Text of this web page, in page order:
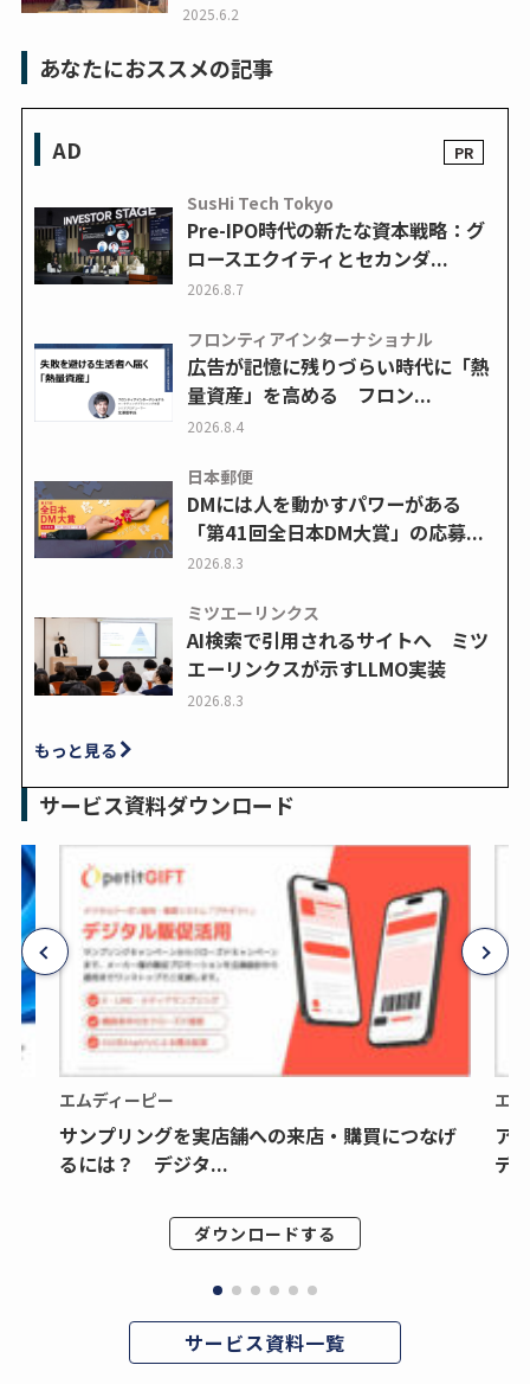
2025.6.2
あなたにおススメの記事
AD
SusHi Tech Tokyo
Pre-IPO時代の新たな資本戦略：グ
ロースエクイティとセカンダ...
2026.8.7
フロンティアインターナショナル
広告が記憶に残りづらい時代に「熱
量資産」を高める フロン...
2026.8.4
日本郵便
DMには人を動かすパワーがある
「第41回全日本DM大賞」の応募...
2026.8.3
ミツエーリンクス
AI検索で引用されるサイトへ ミツ
エーリンクスが示すLLMO実装
2026.8.3
もっと見る
サービス資料ダウンロード
エムディーピー
サンプリングを実店舗への来店・購買につなげ
るには？ デジタ...
ダウンロードする
エ
ア
デ
サービス資料一覧